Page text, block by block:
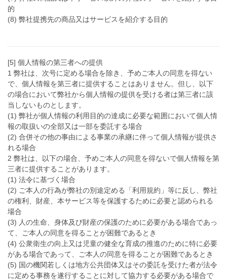
的
(8) 弊社提携先の商品又はサービスを紹介する目的
[5] 個人情報の第三者への提供
1 弊社は、次号に定める場合を除き、予めご本人の同意を得ない
で、個人情報を第三者に提供することはありません。但し、以下
の場合において弊社から個人情報の提供を受ける者は第三者に該
当しないものとします。
(1) 弊社が個人情報の利用目的の達成に必要な範囲において個人情
報の取扱いの全部又は一部を委託する場合
(2) 合併その他の事由による事業の承継に伴って個人情報が提供さ
れる場合
2 弊社は、以下の場合、予めご本人の同意を得ないで個人情報を第
三者に提供することがあります。
(1) 法令に基づく場合
(2) ご本人の行為が弊社の別途定める「利用規約」等に反し、弊社
の権利、財産、本サービス等を保護するために必要と認められる
場合
(3) 人の生命、身体及び財産の保護のために必要がある場合であっ
て、ご本人の同意を得ることが困難であるとき
(4) 公衆衛生の向上又は児童の健全な育成の推進のために特に必要
がある場合であって、ご本人の同意を得ることが困難であるとき
(5) 国の機関若しくは地方公共団体又はその委託を受けた者が法令
に定める事務を遂行することに対して協力する必要がある場合で